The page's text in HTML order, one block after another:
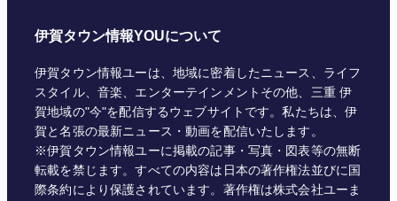
伊賀タウン情報YOUについて
伊賀タウン情報ユーは、地域に密着したニュース、ライフ
スタイル、音楽、エンターテインメントその他、三重 伊
賀地域の"今"を配信するウェブサイトです。私たちは、伊
賀と名張の最新ニュース・動画を配信いたします。
※伊賀タウン情報ユーに掲載の記事・写真・図表等の無断
転載を禁じます。すべての内容は日本の著作権法並びに国
際条約により保護されています。著作権は株式会社ユーま